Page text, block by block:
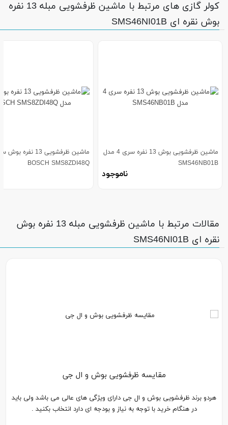
کولر گازی های مرتبط با ماشین ظرفشویی مبله 13 نفره
بوش نقره ای SMS46NI01B
ماشین ظرفشویی بوش 13 نفره سری 4 مدل
SMS46NB01B
ناموجود
BOSCH SMS8ZDI48Q
مقالات مرتبط با ماشین ظرفشویی مبله 13 نفره بوش
نقره ای SMS46NI01B
مقایسه ظرفشویی بوش و ال جی
هردو برند ظرفشویی بوش و ال جی دارای ویژگی های عالی می باشد ولی باید
در هنگام خرید با توجه به نیاز و بودجه ای دارد انتخاب بکنید .